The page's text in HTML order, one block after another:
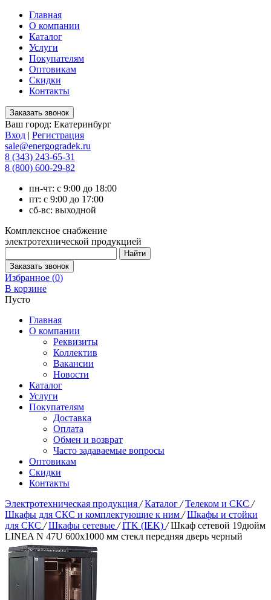
Главная
О компании
Каталог
Услуги
Покупателям
Оптовикам
Скидки
Контакты
Ваш город: Екатеринбург
Вход | Регистрация
sale@energogradek.ru
8 (343) 243-65-31
8 (800) 600-29-82
пн-чт: с 9:00 до 18:00
пт: с 9:00 до 17:00
сб-вс: выходной
Комплексное снабжение
электротехнической продукцией
Избранное (0)
В корзине
Пусто
Главная
О компании
Реквизиты
Коллектив
Вакансии
Новости
Каталог
Услуги
Покупателям
Доставка
Оплата
Обмен и возврат
Часто задаваемые вопросы
Оптовикам
Скидки
Контакты
Электротехническая продукция / Каталог / Телеком и СКС /
Шкафы для СКС и комплектующие к ним / Шкафы и стойки
для СКС / Шкафы сетевые / ITK (IEK) / Шкаф сетевой 19дюйм
LINEA N 47U 600х1000 мм стекл передняя дверь черный